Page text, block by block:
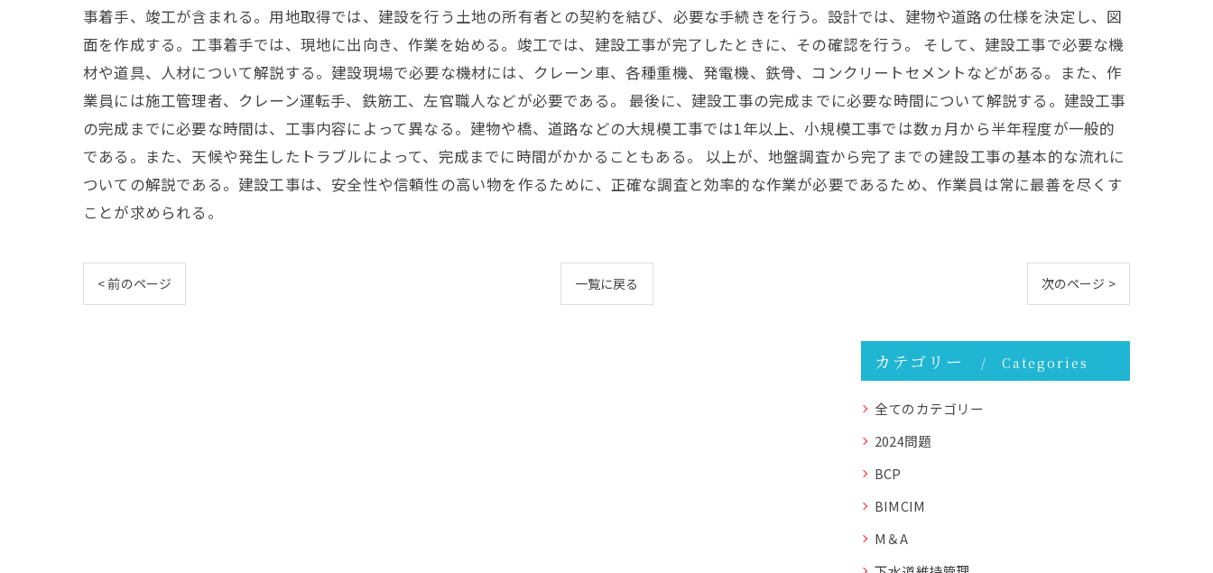
事着手、竣工が含まれる。用地取得では、建設を行う土地の所有者との契約を結び、必要な手続きを行う。設計では、建物や道路の仕様を決定し、図
面を作成する。工事着手では、現地に出向き、作業を始める。竣工では、建設工事が完了したときに、その確認を行う。 そして、建設工事で必要な機
材や道具、人材について解説する。建設現場で必要な機材には、クレーン車、各種重機、発電機、鉄骨、コンクリートセメントなどがある。また、作
業員には施工管理者、クレーン運転手、鉄筋工、左官職人などが必要である。 最後に、建設工事の完成までに必要な時間について解説する。建設工事
の完成までに必要な時間は、工事内容によって異なる。建物や橋、道路などの大規模工事では1年以上、小規模工事では数ヵ月から半年程度が一般的
である。また、天候や発生したトラブルによって、完成までに時間がかかることもある。 以上が、地盤調査から完了までの建設工事の基本的な流れに
ついての解説である。建設工事は、安全性や信頼性の高い物を作るために、正確な調査と効率的な作業が必要であるため、作業員は常に最善を尽くす
ことが求められる。
< 前のページ 一覧に戻る 次のページ >
カテゴリー Categories
全てのカテゴリー
2024問題
BCP
BIMCIM
M＆A